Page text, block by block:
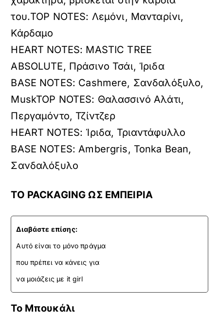
του.TOP NOTES: Λεμόνι, Μανταρίνι,
Κάρδαμο
HEART NOTES: MASTIC TREE
ABSOLUTE, Πράσινο Τσάι, Ίριδα
BASE NOTES: Cashmere, Σανδαλόξυλο,
MuskTOP NOTES: Θαλασσινό Αλάτι,
Περγαμόντο, Τζίντζερ
HEART NOTES: Ίριδα, Τριαντάφυλλο
BASE NOTES: Ambergris, Tonka Bean,
Σανδαλόξυλο
ΤΟ PACKAGING ΩΣ ΕΜΠΕΙΡΙΑ
Διαβάστε επίσης:
Αυτό είναι το μόνο πράγμα
που πρέπει να κάνεις για
να μοιάζεις με it girl
Το Μπουκάλι